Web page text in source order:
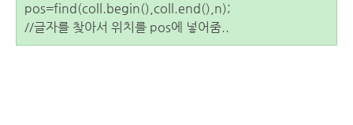
pos=find(coll.begin(),coll.end(),n);
//글자를 찾아서 위치를 pos에 넣어줌..